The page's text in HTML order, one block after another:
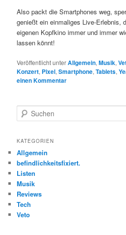
Also packt die Smartphones weg,
genießt ein einmaliges Live-Erlebnis,
eigenen Kopfkino immer und immer
lassen könnt!
Veröffentlicht unterAllgemein,Musik,
Konzert, Pixel,Smartphone,Tablets,
einen Kommentar
u
h
n
KATEGORIEN
Allgemein
befindlichkeitsfixiert.
Listen
Musik
Reviews
Tech
Veto